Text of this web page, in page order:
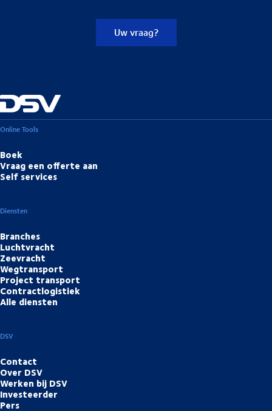
Uw vraag?
Online Tools
Boek
Vraag een offerte aan
Self services
Diensten
Branches
Luchtvracht
Zeevracht
Wegtransport
Project transport
Contractlogistiek
Alle diensten
DSV
Contact
Over DSV
Werken bij DSV
Investeerder
Pers